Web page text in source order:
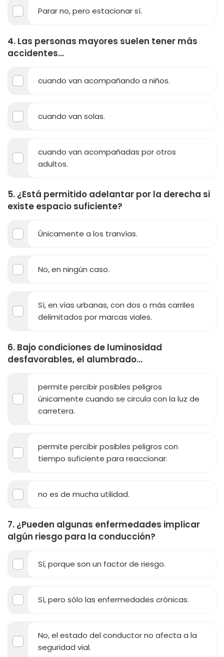
Parar no, pero estacionar sí.
4. Las personas mayores suelen tener más
accidentes...
cuando van acompañando a niños.
cuando van solas.
cuando van acompañadas por otros
adultos.
5. ¿Está permitido adelantar por la derecha si
existe espacio suficiente?
Únicamente a los tranvías.
No, en ningún caso.
Sí, en vías urbanas, con dos o más carriles
delimitados por marcas viales.
6. Bajo condiciones de luminosidad
desfavorables, el alumbrado...
permite percibir posibles peligros
únicamente cuando se circula con la luz de
carretera.
permite percibir posibles peligros con
tiempo suficiente para reaccionar.
no es de mucha utilidad.
7. ¿Pueden algunas enfermedades implicar
algún riesgo para la conducción?
Sí, porque son un factor de riesgo.
Sí, pero sólo las enfermedades crónicas.
No, el estado del conductor no afecta a la
seguridad vial.